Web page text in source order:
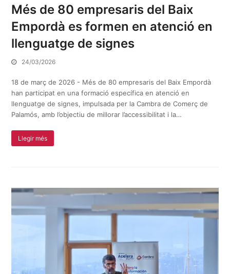
Més de 80 empresaris del Baix
Empordà es formen en atenció en
llenguatge de signes
24/03/2026
18 de març de 2026 - Més de 80 empresaris del Baix Empordà
han participat en una formació específica en atenció en
llenguatge de signes, impulsada per la Cambra de Comerç de
Palamós, amb l’objectiu de millorar l’accessibilitat i la…
Llegir més